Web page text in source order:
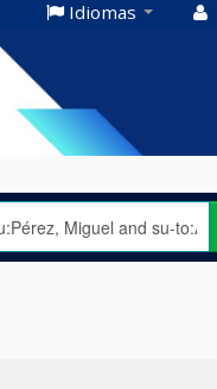
Idiomas